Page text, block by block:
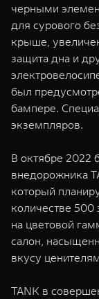
черными
для сурового
крыше,
защита дна и
был
бампере.
экземпляров.
В октябре 2022
внедорожника
который
количестве 500
на цветовой
салон,
вкусу
TANK в